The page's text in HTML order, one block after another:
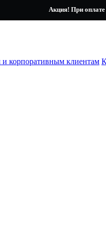
Акция! При оплате
и корпоративным клиентам